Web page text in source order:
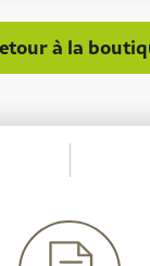
à la